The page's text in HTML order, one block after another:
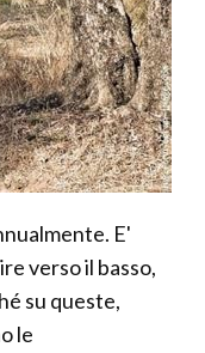
E'
verso il basso,
su queste,
le